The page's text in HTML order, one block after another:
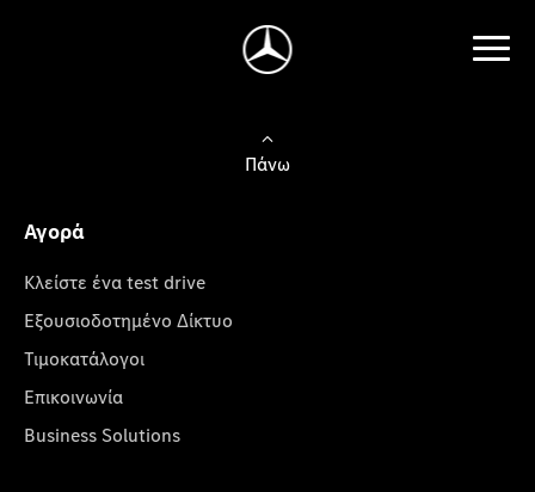
Πάνω
Αγορά
Κλείστε ένα test drive
Εξουσιοδοτημένο Δίκτυο
Τιμοκατάλογοι
Επικοινωνία
Business Solutions